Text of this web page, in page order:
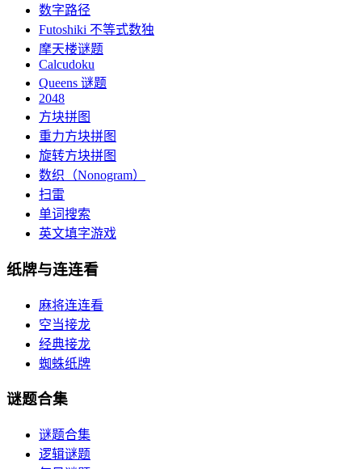
数字路径
Futoshiki 不等式数独
摩天楼谜题
Calcudoku
Queens 谜题
2048
方块拼图
重力方块拼图
旋转方块拼图
数织（Nonogram）
扫雷
单词搜索
英文填字游戏
纸牌与连连看
麻将连连看
空当接龙
经典接龙
蜘蛛纸牌
谜题合集
谜题合集
逻辑谜题